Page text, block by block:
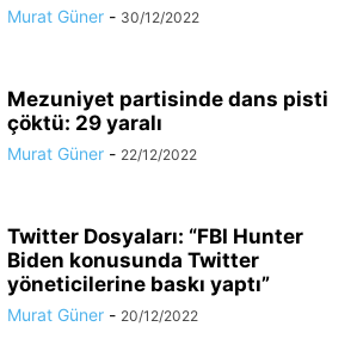
Murat Güner - 30/12/2022
Mezuniyet partisinde dans pisti
çöktü: 29 yaralı
Murat Güner - 22/12/2022
Twitter Dosyaları: “FBI Hunter
Biden konusunda Twitter
yöneticilerine baskı yaptı”
Murat Güner - 20/12/2022